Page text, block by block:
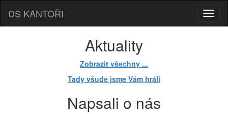
DS KANTOŘI
Aktuality
Zobrazit všechny ...
Tady všude jsme Vám hráli
Napsali o nás